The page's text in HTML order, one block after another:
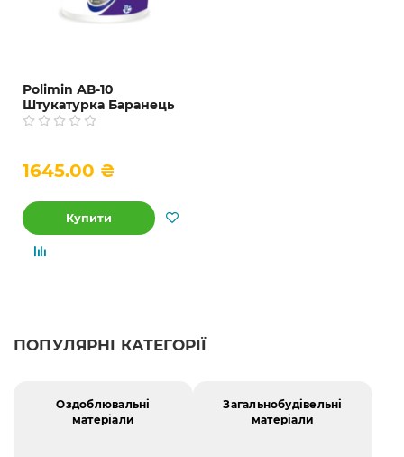
Polimin АВ-10
Штукатурка Баранець
декоративна акрилова
1645.00 ₴
Купити
ПОПУЛЯРНІ КАТЕГОРІЇ
Оздоблювальні
матеріали
Загальнобудівельні
матеріали